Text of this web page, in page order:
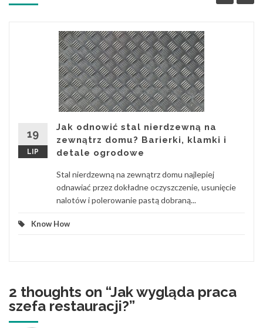
19
LIP
Jak odnowić stal nierdzewną na
zewnątrz domu? Barierki, klamki i
detale ogrodowe
Stal nierdzewną na zewnątrz domu najlepiej
odnawiać przez dokładne oczyszczenie, usunięcie
nalotów i polerowanie pastą dobraną...
Know How
2 thoughts on “Jak wygląda praca
szefa restauracji?”